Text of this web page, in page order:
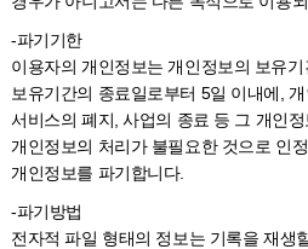
-파기기한
이용자의 개인정보는 개인정보의 보유
보유기간의 종료일로부터 5일 이내에,
서비스의 폐지, 사업의 종료 등 그 개인
개인정보의 처리가 불필요한 것으로 인
개인정보를 파기합니다.
-파기방법
전자적 파일 형태의 정보는 기록을 재생